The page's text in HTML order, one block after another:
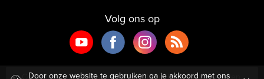
Door onze website te gebruiken ga je akkoord met ons
Volg ons op
Copyright © 2026 Inside Audio. Alle rechten voorbehouden.